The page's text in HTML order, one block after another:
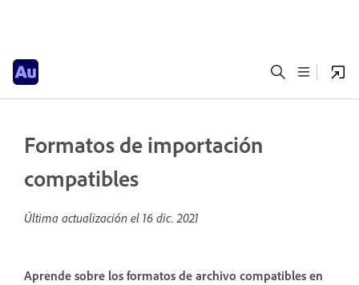
Formatos de importación
compatibles
Última actualización el 16 dic. 2021
Aprende sobre los formatos de archivo compatibles en